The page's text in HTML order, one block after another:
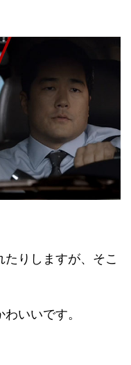
りしますが、そこ
いいです。